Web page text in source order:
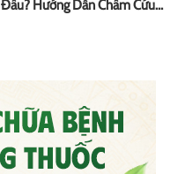
Đâu? Hướng Dẫn Châm Cứu